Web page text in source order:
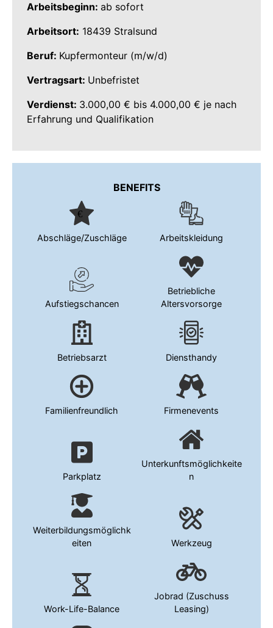
Arbeitsbeginn: ab sofort
Arbeitsort: 18439 Stralsund
Beruf: Kupfermonteur (m/w/d)
Vertragsart: Unbefristet
Verdienst: 3.000,00 € bis 4.000,00 € je nach
Erfahrung und Qualifikation
BENEFITS
Abschläge/Zuschläge Arbeitskleidung
Aufstiegschancen
Betriebliche
Altersvorsorge
Betriebsarzt Diensthandy
Familienfreundlich Firmenevents
Parkplatz
Unterkunftsmöglichkeite
n
Weiterbildungsmöglichk
eiten
Werkzeug
Work-Life-Balance
Jobrad (Zuschuss
Leasing)